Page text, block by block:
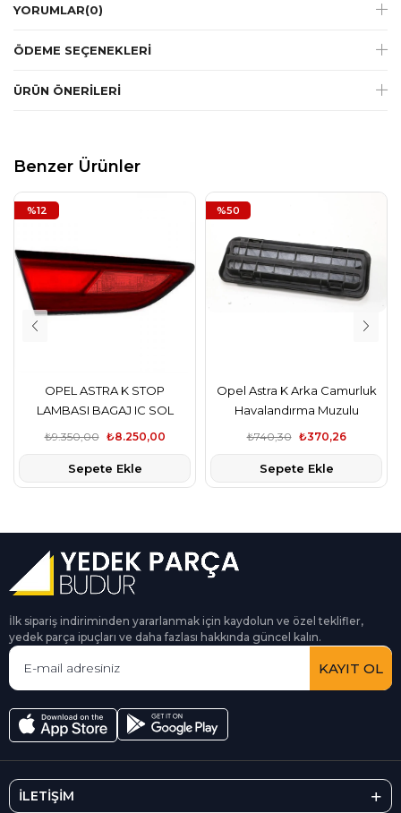
YORUMLAR(0)
ÖDEME SEÇENEKLERI
ÜRÜN ÖNERILERI
Benzer Ürünler
OPEL ASTRA K STOP
LAMBASI BAGAJ IC SOL
LEDSIZ₺8.250,00
₺9.350,00
Sepete Ekle
%12
Opel Astra K Arka Camurluk
Havalandırma Muzulu
General Motors
₺370,26
₺740,30
Sepete Ekle
%50
İlk sipariş indiriminden yararlanmak için kaydolun ve özel teklifler,
yedek parça ipuçları ve daha fazlası hakkında güncel kalın.
KAYIT OL
İLETİŞİM